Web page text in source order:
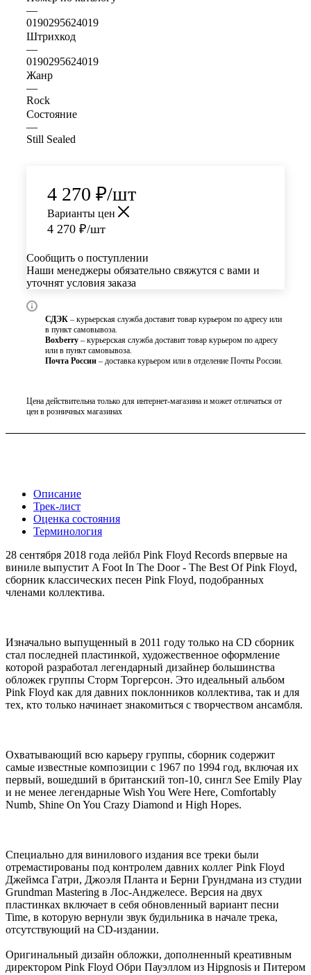
—
0190295624019
Штрихкод
—
0190295624019
Жанр
—
Rock
Состояние
—
Still Sealed
4 270 ₽/шт
Варианты цен
4 270 ₽/шт
Сообщить о поступлении
Наши менеджеры обязательно свяжутся с вами и
уточнят условия заказа
СДЭК – курьерская служба доставит товар курьером по адресу или
в пункт самовывоза.
Boxberry – курьерская служба доставит товар курьером по адресу
или в пункт самовывоза.
Почта России – доставка курьером или в отделение Почты России.
Цена действительна только для интернет-магазина и может отличаться от
цен в розничных магазинах
Описание
Трек-лист
Оценка состояния
Терминология
28 сентября 2018 года лейбл Pink Floyd Records впервые на
виниле выпустит A Foot In The Door - The Best Of Pink Floyd,
сборник классических песен Pink Floyd, подобранных
членами коллектива.
Изначально выпущенный в 2011 году только на CD сборник
стал последней пластинкой, художественное оформление
которой разработал легендарный дизайнер большинства
обложек группы Сторм Торгерсон. Это идеальный альбом
Pink Floyd как для давних поклонников коллектива, так и для
тех, кто только начинает знакомиться с творчеством ансамбля.
Охватывающий всю карьеру группы, сборник содержит
самые известные композиции с 1967 по 1994 год, включая их
первый, вошедший в британский топ-10, сингл See Emily Play
и не менее легендарные Wish You Were Here, Comfortably
Numb, Shine On You Crazy Diamond и High Hopes.
Специально для винилового издания все треки были
отремастированы под контролем давних коллег Pink Floyd
Джеймса Гатри, Джоэля Планта и Берни Грундмана из студии
Grundman Mastering в Лос-Анджелесе. Версия на двух
пластинках включает в себя обновленный вариант песни
Time, в которую вернули звук будильника в начале трека,
отсутствующий на CD-издании.
Оригинальный дизайн обложки, дополненный креативным
директором Pink Floyd Обри Пауэллом из Hipgnosis и Питером